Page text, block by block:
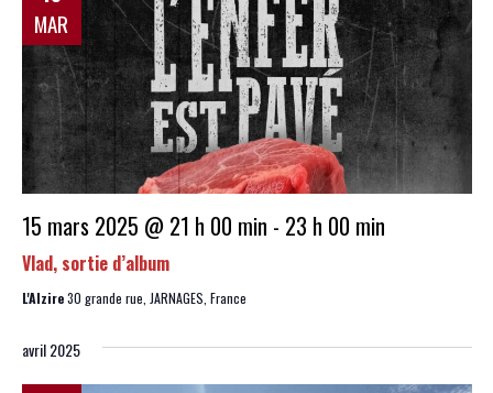
MAR
Vlad, sortie d’album
15 mars 2025 @ 21 h 00 min - 23 h 00 min
L'Alzire30 grande rue, JARNAGES, France
avril 2025